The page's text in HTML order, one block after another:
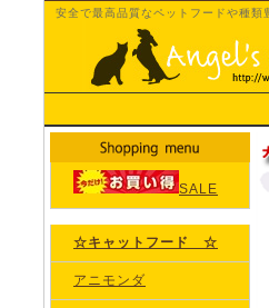
安全で最高品質なペットフードや種類
SALE
☆キャットフード ☆
アニモンダ